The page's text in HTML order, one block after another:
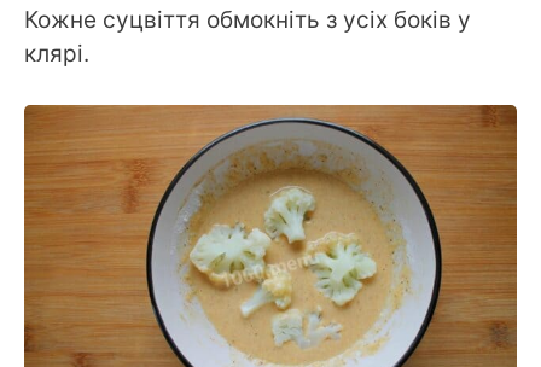
Кожне суцвіття обмокніть з усіх боків у
клярі.